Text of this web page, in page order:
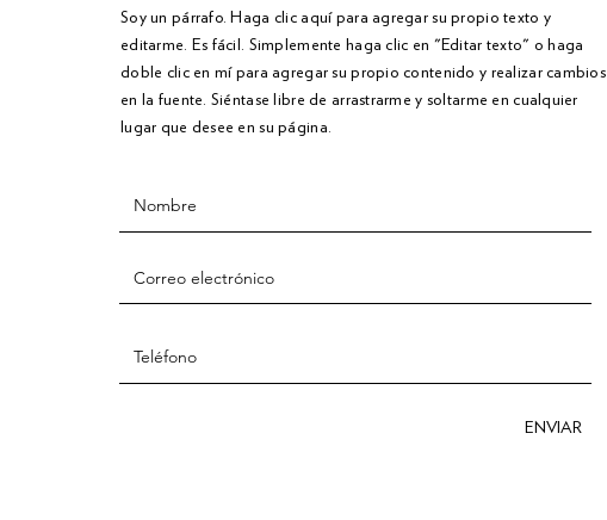
Soy un párrafo. Haga clic aquí para agregar su propio texto y
editarme. Es fácil. Simplemente haga clic en "Editar texto" o haga
doble clic en mí para agregar su propio contenido y realizar cambios
en la fuente. Siéntase libre de arrastrarme y soltarme en cualquier
lugar que desee en su página.
ENVIAR